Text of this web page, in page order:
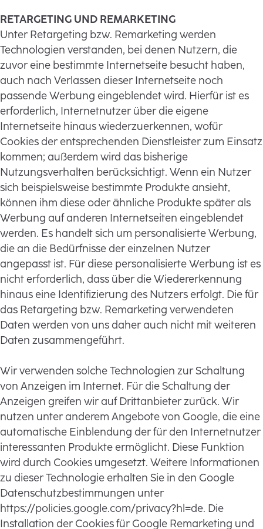
RETARGETING UND REMARKETING
Unter Retargeting bzw. Remarketing werden
Technologien verstanden, bei denen Nutzern, die
zuvor eine bestimmte Internetseite besucht haben,
auch nach Verlassen dieser Internetseite noch
passende Werbung eingeblendet wird. Hierfür ist es
erforderlich, Internetnutzer über die eigene
Internetseite hinaus wiederzuerkennen, wofür
Cookies der entsprechenden Dienstleister zum Einsatz
kommen; außerdem wird das bisherige
Nutzungsverhalten berücksichtigt. Wenn ein Nutzer
sich beispielsweise bestimmte Produkte ansieht,
können ihm diese oder ähnliche Produkte später als
Werbung auf anderen Internetseiten eingeblendet
werden. Es handelt sich um personalisierte Werbung,
die an die Bedürfnisse der einzelnen Nutzer
angepasst ist. Für diese personalisierte Werbung ist es
nicht erforderlich, dass über die Wiedererkennung
hinaus eine Identifizierung des Nutzers erfolgt. Die für
das Retargeting bzw. Remarketing verwendeten
Daten werden von uns daher auch nicht mit weiteren
Daten zusammengeführt.
Wir verwenden solche Technologien zur Schaltung
von Anzeigen im Internet. Für die Schaltung der
Anzeigen greifen wir auf Drittanbieter zurück. Wir
nutzen unter anderem Angebote von Google, die eine
automatische Einblendung der für den Internetnutzer
interessanten Produkte ermöglicht. Diese Funktion
wird durch Cookies umgesetzt. Weitere Informationen
zu dieser Technologie erhalten Sie in den Google
Datenschutzbestimmungen unter
https://policies.google.com/privacy?hl=de. Die
Installation der Cookies für Google Remarketing und